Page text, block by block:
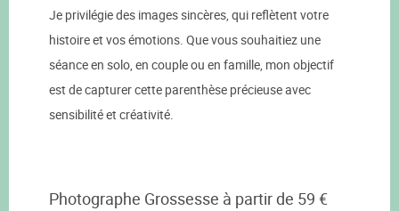
Je privilégie des images sincères, qui reflètent votre
histoire et vos émotions. Que vous souhaitiez une
séance en solo, en couple ou en famille, mon objectif
est de capturer cette parenthèse précieuse avec
sensibilité et créativité.
Photographe Grossesse à partir de 59 €